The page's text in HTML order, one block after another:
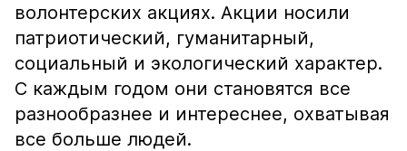
волонтерских акциях. Акции носили
патриотический, гуманитарный,
социальный и экологический характер.
С каждым годом они становятся все
разнообразнее и интереснее, охватывая
все больше людей.